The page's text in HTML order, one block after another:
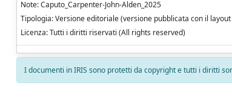
Note: Caputo_Carpenter-John-Alden_2025
Tipologia: Versione editoriale (versione pubblicata con il
Licenza: Tutti i diritti riservati (All rights reserved)
I documenti in IRIS sono protetti da copyright e tutti i diritti